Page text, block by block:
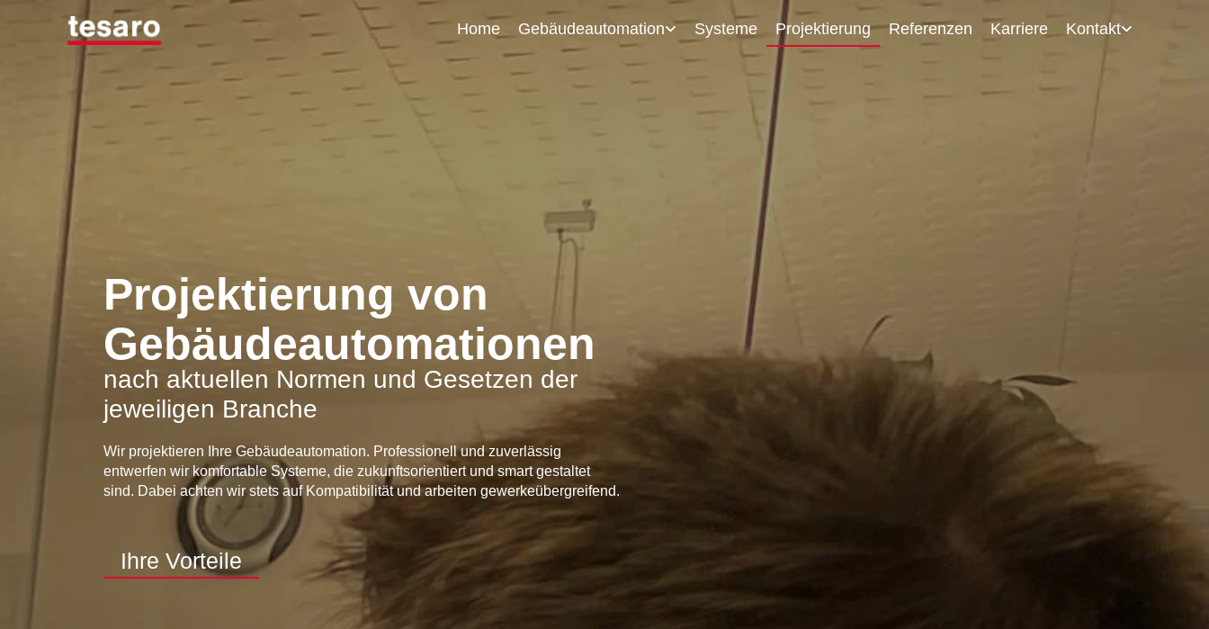
Home Gebäudeautomation Systeme Projektierung Referenzen Karriere Kontakt
Projektierung von
Gebäudeautomationen
nach aktuellen Normen und Gesetzen der
jeweiligen Branche
Wir projektieren Ihre Gebäudeautomation. Professionell und zuverlässig
entwerfen wir komfortable Systeme, die zukunftsorientiert und smart gestaltet
sind. Dabei achten wir stets auf Kompatibilität und arbeiten gewerkeübergreifend.
Ihre Vorteile